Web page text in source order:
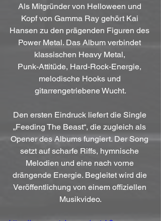
Als Mitgründer von Helloween und
Kopf von Gamma Ray gehört Kai
Hansen zu den prägenden Figuren des
Power Metal. Das Album verbindet
klassischen Heavy Metal,
Punk-Attitüde, Hard-Rock-Energie,
melodische Hooks und
gitarrengetriebene Wucht.
Den ersten Eindruck liefert die Single
„Feeding The Beast“, die zugleich als
Opener des Albums fungiert. Der Song
setzt auf scharfe Riffs, hymnische
Melodien und eine nach vorne
drängende Energie. Begleitet wird die
Veröffentlichung von einem offiziellen
Musikvideo.